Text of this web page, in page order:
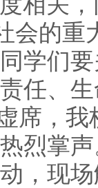
会的重
学们
任、
席，
烈掌
，现